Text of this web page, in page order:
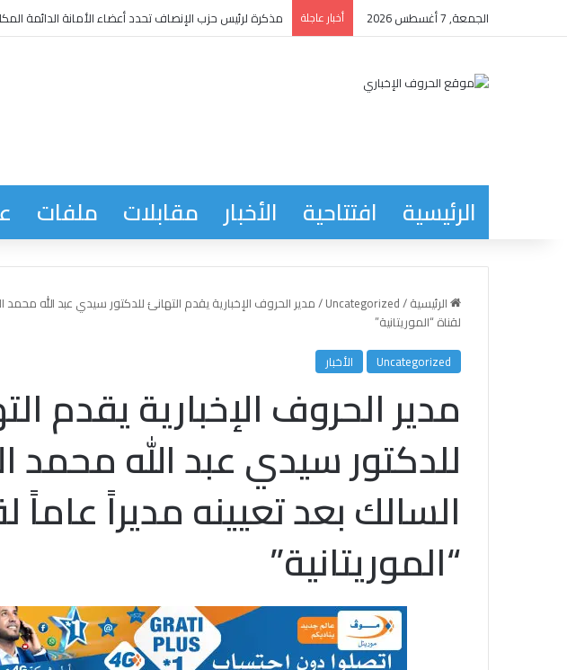
الجمعة, 7 أغسطس 2026 أخبار عاجلة مذكرة لرئيس حزب الإنصاف تحدد أعضاء الأمانة الدائمة
الرئيسية افتتاحية الأخبار مقابلات ملفات
الرئيسية/
Uncategorized
/مدير الحروف الإخبارية يقدم التهانئ للدكتور سيدي عبد الله محمد
لقناة “الموريتانية”
Uncategorized
الأخبار
مدير الحروف الإخبارية يقدم
للدكتور سيدي عبد الله محمد
السالك بعد تعيينه مديراً عاماً
“الموريتانية”